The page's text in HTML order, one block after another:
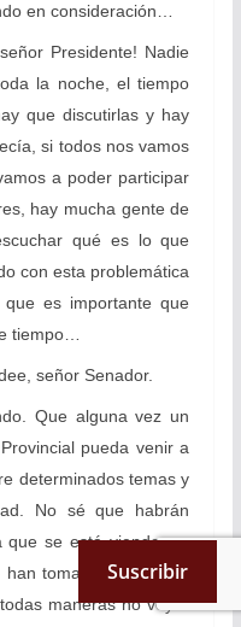
en consideración…
Presidente! Nadie
la noche, el tiempo
que discutirlas y hay
si todos nos vamos
a poder participar
hay mucha gente de
qué es lo que
con esta problemática
es importante que
tiempo…
señor Senador.
Que alguna vez un
pueda venir a
determinados temas y
No sé que habrán
que se está viendo ya,
tomado la decisión
maneras no voy a
Suscribir